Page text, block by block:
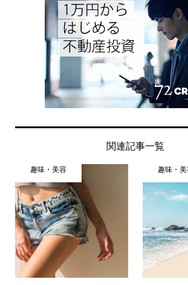
関連記事一覧
趣味・美容 趣味・